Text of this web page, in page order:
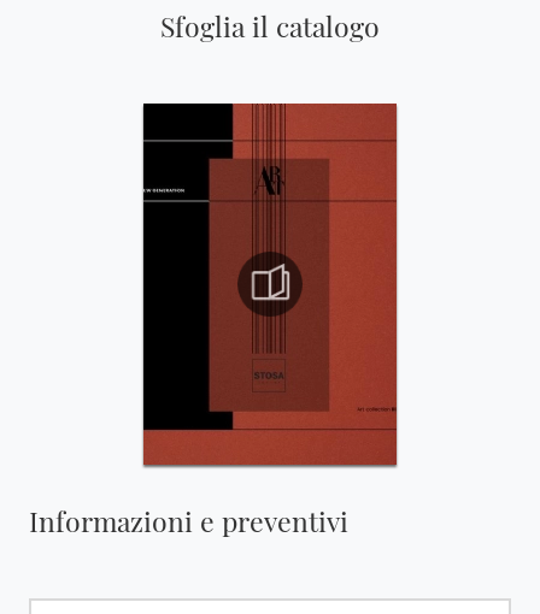
Sfoglia il catalogo
Informazioni e preventivi